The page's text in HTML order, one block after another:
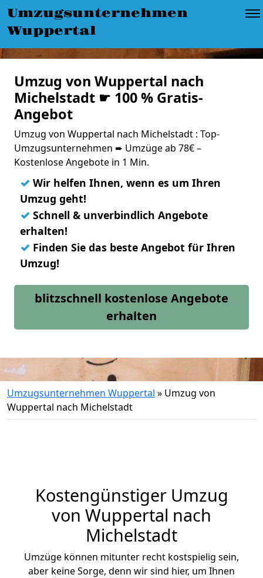
Umzugsunternehmen
Wuppertal
Umzug von Wuppertal nach
Michelstadt ☛ 100 % Gratis-
Angebot
Umzug von Wuppertal nach Michelstadt : Top-
Umzugsunternehmen ➨ Umzüge ab 78€ –
Kostenlose Angebote in 1 Min.
✓ Wir helfen Ihnen, wenn es um Ihren
Umzug geht!
✓ Schnell & unverbindlich Angebote
erhalten!
✓ Finden Sie das beste Angebot für Ihren
Umzug!
blitzschnell kostenlose Angebote
erhalten
Umzugsunternehmen Wuppertal » Umzug von
Wuppertal nach Michelstadt
Kostengünstiger Umzug
von Wuppertal nach
Michelstadt
Umzüge können mitunter recht kostspielig sein,
aber keine Sorge, denn wir sind hier, um Ihnen